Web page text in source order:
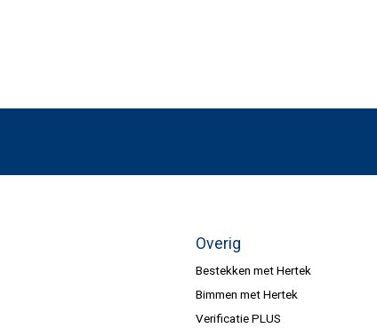
Overig
Bestekken met Hertek
Bimmen met Hertek
Verificatie PLUS